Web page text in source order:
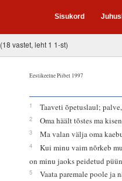
Sisukord
(18 vastet, leht 1 1-st)
Eestikeelne Piibel 1997
1 Taaveti õpetuslaul;
2 Oma häält tõstes ma
3 Ma valan välja oma
4
Kui minu vaim nõrkeb
on minu jaoks peidetud
5
Vaata paremale poole ja